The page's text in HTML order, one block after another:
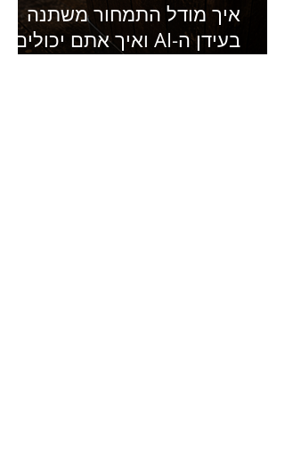
איך מודל התמחור משתנה
בעידן ה-AI ואיך אתם יכולים